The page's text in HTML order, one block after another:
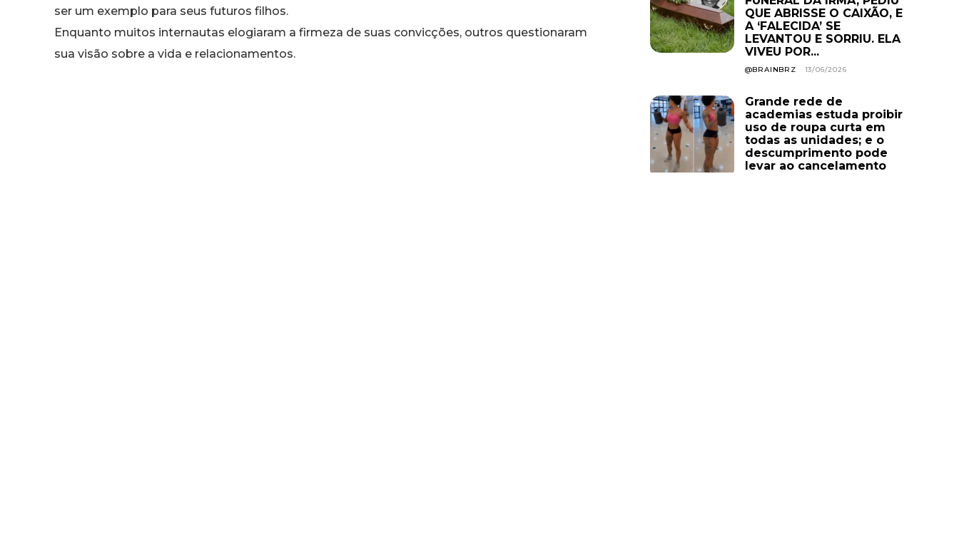
ser um exemplo para seus futuros filhos.
Enquanto muitos internautas elogiaram a firmeza de suas convicções, outros questionaram
sua visão sobre a vida e relacionamentos.
QUE ABRISSE O CAIXÃO, E
A ‘FALECIDA’ SE
LEVANTOU E SORRIU. ELA
VIVEU POR...
@BRAINBRZ 13/06/2026
Grande rede de
academias estuda proibir
uso de roupa curta em
todas as unidades; e o
descumprimento pode
levar ao cancelamento